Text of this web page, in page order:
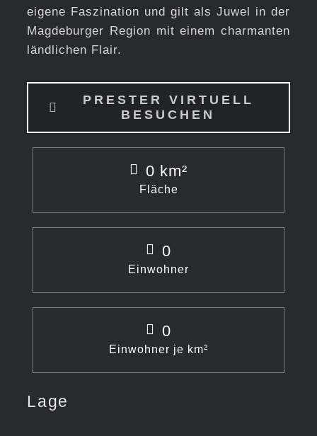
eigene Faszination und gilt als Juwel in der
Magdeburger Region mit einem charmanten
ländlichen Flair.
PRESTER VIRTUELL
BESUCHEN
0 km²
Fläche
0
Einwohner
0
Einwohner je km²
Lage